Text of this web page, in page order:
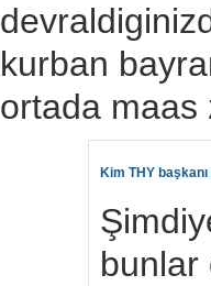
kurban
ortada maas
Kim THY başkanı
bunlar